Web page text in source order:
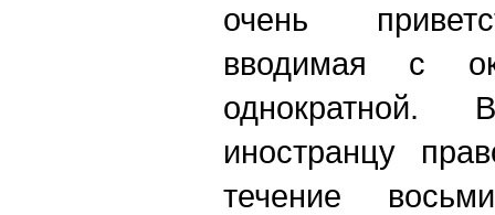
очень
вводимая с
иностранцу
течение